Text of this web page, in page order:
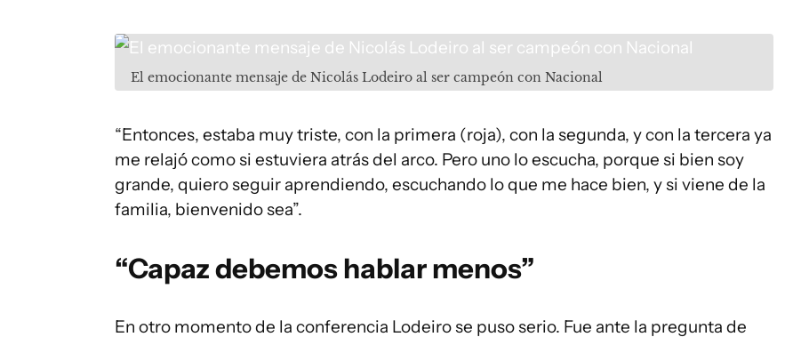
El emocionante mensaje de Nicolás Lodeiro al ser campeón con Nacional
“Entonces, estaba muy triste, con la primera (roja), con la segunda, y con la tercera ya
me relajó como si estuviera atrás del arco. Pero uno lo escucha, porque si bien soy
grande, quiero seguir aprendiendo, escuchando lo que me hace bien, y si viene de la
familia, bienvenido sea”.
“Capaz debemos hablar menos”
En otro momento de la conferencia Lodeiro se puso serio. Fue ante la pregunta de